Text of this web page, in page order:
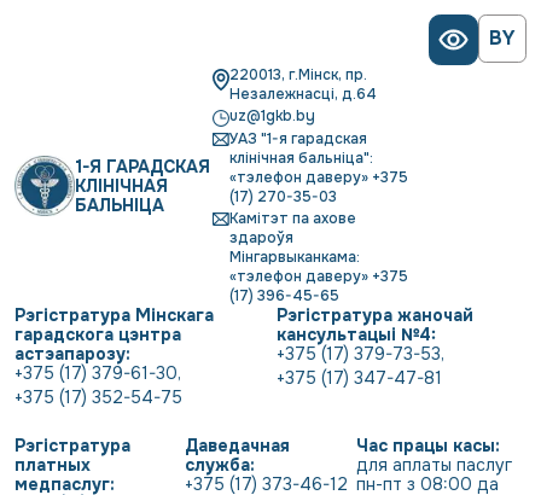
BY
1-Я ГАРАДСКАЯ
КЛІНІЧНАЯ
БАЛЬНІЦА
220013, г.Мінск, пр.
Незалежнасці, д.64
uz@1gkb.by
УАЗ "1-я гарадская
клінічная бальніца":
«тэлефон даверу» +375
(17) 270-35-03
Камітэт па ахове
здароўя
Мінгарвыканкама:
«тэлефон даверу» +375
(17) 396-45-65
Рэгістратура Мінскага
гарадскога цэнтра
астэапарозу:
+375 (17) 379-61-30,
+375 (17) 352-54-75
Рэгістратура жаночай
кансультацыі №4:
+375 (17) 379-73-53,
+375 (17) 347-47-81
Рэгістратура
платных
медпаслуг:
Даведачная
служба:
+375 (17) 373-46-12
Час працы касы:
для аплаты паслуг
пн-пт з 08:00 да